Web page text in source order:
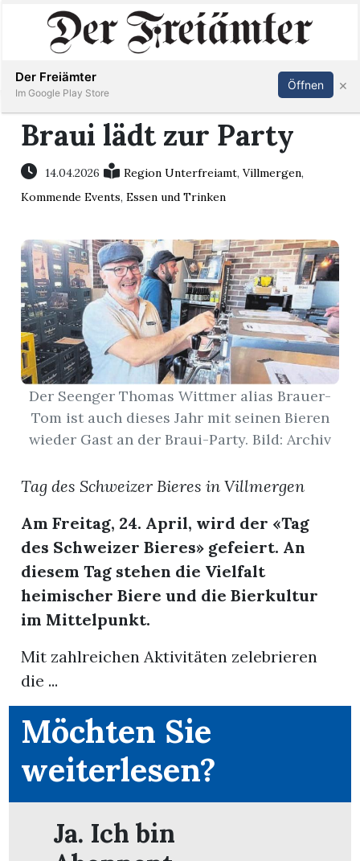
Immobilien
Stellen
E-
Paper
Newsletter
App
Inserieren Abonnieren Anmelden
Braui lädt zur Party
14.04.2026 Region Unterfreiamt,Villmergen,
Kommende Events,Essen und Trinken
Der Seenger Thomas Wittmer alias Brauer-
Tom ist auch dieses Jahr mit seinen Bieren
wieder Gast an der Braui-Party. Bild: Archiv
Tag des Schweizer Bieres in Villmergen
Am Freitag, 24. April, wird der «Tag
des Schweizer Bieres» gefeiert. An
diesem Tag stehen die Vielfalt
heimischer Biere und die Bierkultur
im Mittelpunkt.
Mit zahlreichen Aktivitäten zelebrieren
die ...
Möchten Sie
weiterlesen?
Ja. Ich bin
Der Freiämter
Im Google Play Store
Öffnen ×